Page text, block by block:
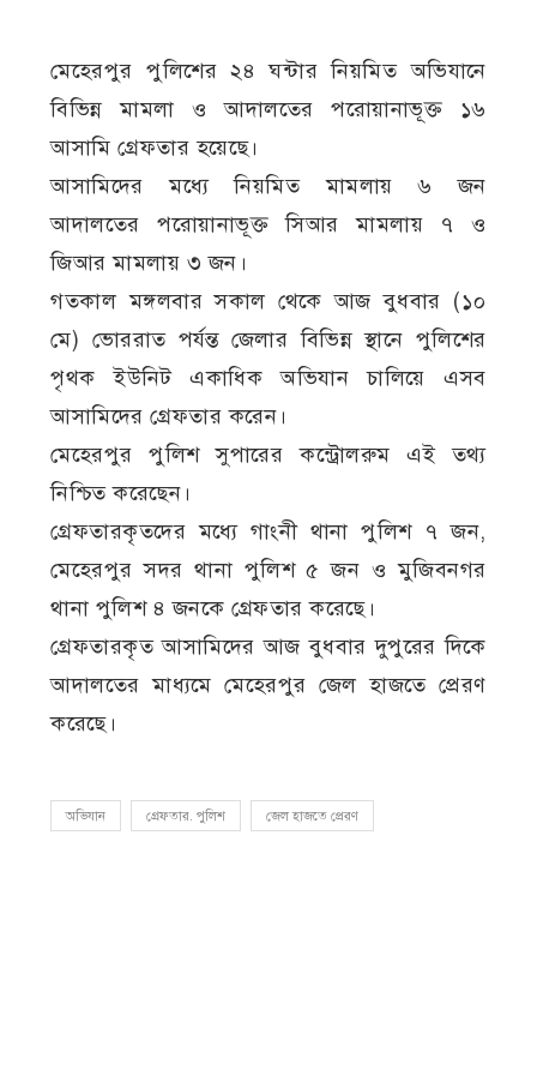
মেহেরপুর পুলিশের ২৪ ঘন্টার নিয়মিত অভিযানে
বিভিন্ন মামলা ও আদালতের পরোয়ানাভূক্ত ১৬
আসামি গ্রেফতার হয়েছে।
আসামিদের মধ্যে নিয়মিত মামলায় ৬ জন
আদালতের পরোয়ানাভূক্ত সিআর মামলায় ৭ ও
জিআর মামলায় ৩ জন।
গতকাল মঙ্গলবার সকাল থেকে আজ বুধবার (১০
মে) ভোররাত পর্যন্ত জেলার বিভিন্ন স্থানে পুলিশের
পৃথক ইউনিট একাধিক অভিযান চালিয়ে এসব
আসামিদের গ্রেফতার করেন।
মেহেরপুর পুলিশ সুপারের কন্ট্রোলরুম এই তথ্য
নিশ্চিত করেছেন।
গ্রেফতারকৃতদের মধ্যে গাংনী থানা পুলিশ ৭ জন,
মেহেরপুর সদর থানা পুলিশ ৫ জন ও মুজিবনগর
থানা পুলিশ ৪ জনকে গ্রেফতার করেছে।
গ্রেফতারকৃত আসামিদের আজ বুধবার দুপুরের দিকে
আদালতের মাধ্যমে মেহেরপুর জেল হাজতে প্রেরণ
করেছে।
অভিযান গ্রেফতার. পুলিশ জেল হাজতে প্রেরণ